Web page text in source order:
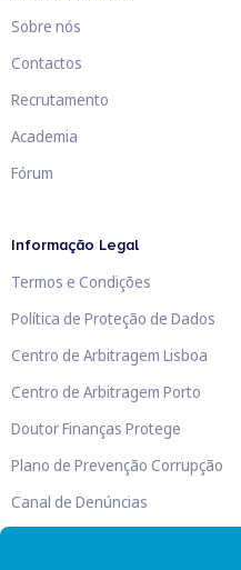
Sobre nós
Contactos
Recrutamento
Academia
Fórum
Informação Legal
Termos e Condições
Política de Proteção de Dados
Centro de Arbitragem Lisboa
Centro de Arbitragem Porto
Doutor Finanças Protege
Plano de Prevenção Corrupção
Canal de Denúncias